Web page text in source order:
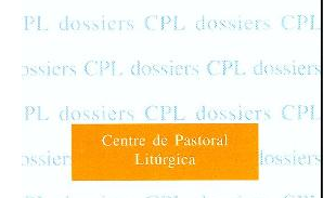
EL MEU COMPTE
CERCAR
CAT
ESP